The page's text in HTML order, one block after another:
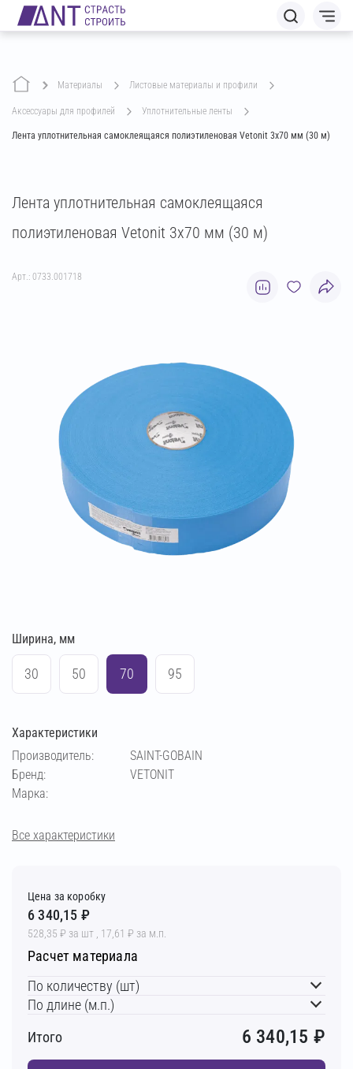
Материалы листовые материалы и профили
аксессуары для профилей уплотнительные ленты
Лента уплотнительная самоклеящаяся полиэтиленовая Vetonit 3х70 мм (30 м)
Лента уплотнительная самоклеящаяся
полиэтиленовая Vetonit 3х70 мм (30 м)
Арт.: 0733.001718
Ширина, мм
30 50 70 95
Характеристики
Производитель:
SAINT-GOBAIN
Бренд:
VETONIT
Марка:
Все характеристики
Цена за коробку
6 340,15 ₽
528,35 ₽ за шт , 17,61 ₽ за м.п.
Расчет материала
По количеству (шт)
По длине (м.п.)
Итого
6 340,15 ₽